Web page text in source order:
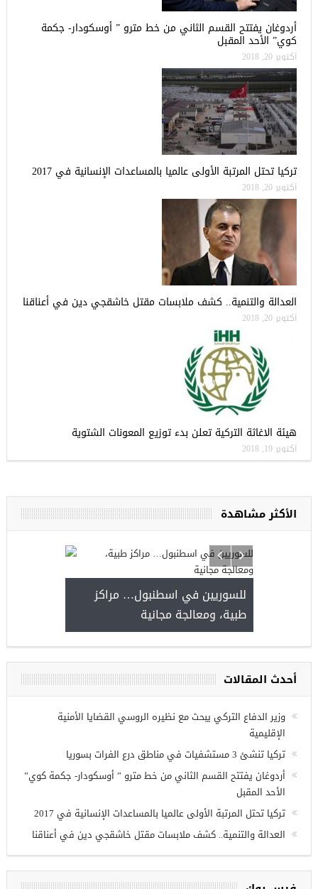
أردوغان يفتتح القسم الثاني من خط مترو ” أوسكودار- جكمة
كوي” الأحد المقبل
أكتوبر 20, 2018
تركيا تحتل المرتبة الأولى عالميا بالمساعدات الإنسانية في 2017
أكتوبر 20, 2018
العدالة والتنمية.. كشف ملابسات مقتل خاشقجي دين في أعناقنا
أكتوبر 20, 2018
هيئة الاغاثة التركية تعلن بدء توزيع المعونات الشتوية
أكتوبر 19, 2018
الأكثر مشاهدة
للسوريين في اسطنبول… مراكز
طبية، ومعالجة مجانية
عمل للسوريين في
وزير الدفاع التركي يبحث مع نظيره الروسي القضايا الأمنية
الإقليمية
تركيا تنشئ 3 مستشفيات في مناطق درع الفرات بسوريا
أردوغان يفتتح القسم الثاني من خط مترو ” أوسكودار- جكمة كوي”
الأحد المقبل
تركيا تحتل المرتبة الأولى عالميا بالمساعدات الإنسانية في 2017
العدالة والتنمية.. كشف ملابسات مقتل خاشقجي دين في أعناقنا